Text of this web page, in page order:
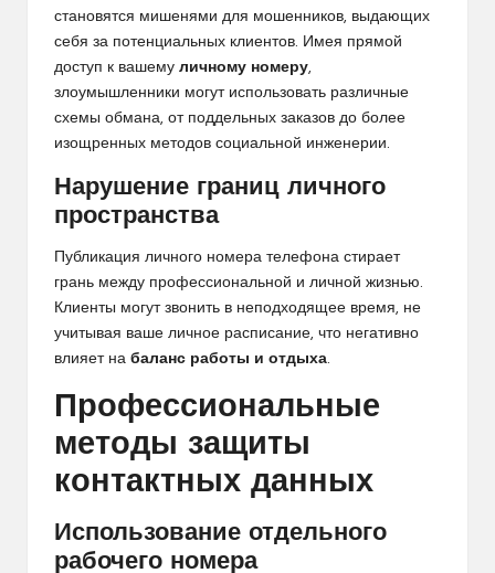
становятся мишенями для мошенников, выдающих
себя за потенциальных клиентов. Имея прямой
доступ к вашему личному номеру,
злоумышленники могут использовать различные
схемы обмана, от поддельных заказов до более
изощренных методов социальной инженерии.
Нарушение границ личного
пространства
Публикация личного номера телефона стирает
грань между профессиональной и личной жизнью.
Клиенты могут звонить в неподходящее время, не
учитывая ваше личное расписание, что негативно
влияет на баланс работы и отдыха.
Профессиональные
методы защиты
контактных данных
Использование отдельного
рабочего номера